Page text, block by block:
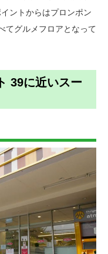
ントからはプロンポン
てグルメフロアとなって
39に近いスー